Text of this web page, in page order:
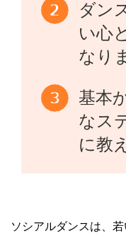
ダン
い心
なり
基本
なス
に教
ソシアルダンスは、